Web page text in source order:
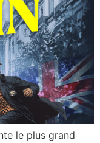
le plus grand